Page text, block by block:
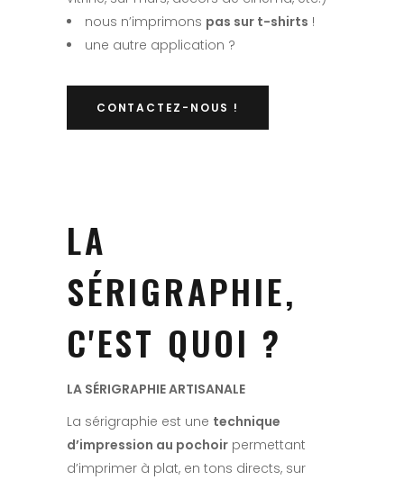
nous n’imprimons pas sur t-shirts !
une autre application ?
CONTACTEZ-NOUS !
LA
SÉRIGRAPHIE,
C'EST QUOI ?
LA SÉRIGRAPHIE ARTISANALE
La sérigraphie est une technique
d’impression au pochoir permettant
d’imprimer à plat, en tons directs, sur